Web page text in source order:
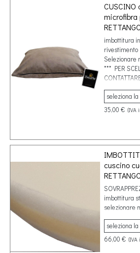
CUSCINO
microfibra
imbottitura
rivestimento
Selezionare
*** PER
35,00 € (IVA
cuscino
imbottitura
selezionare
66,00 € (IVA